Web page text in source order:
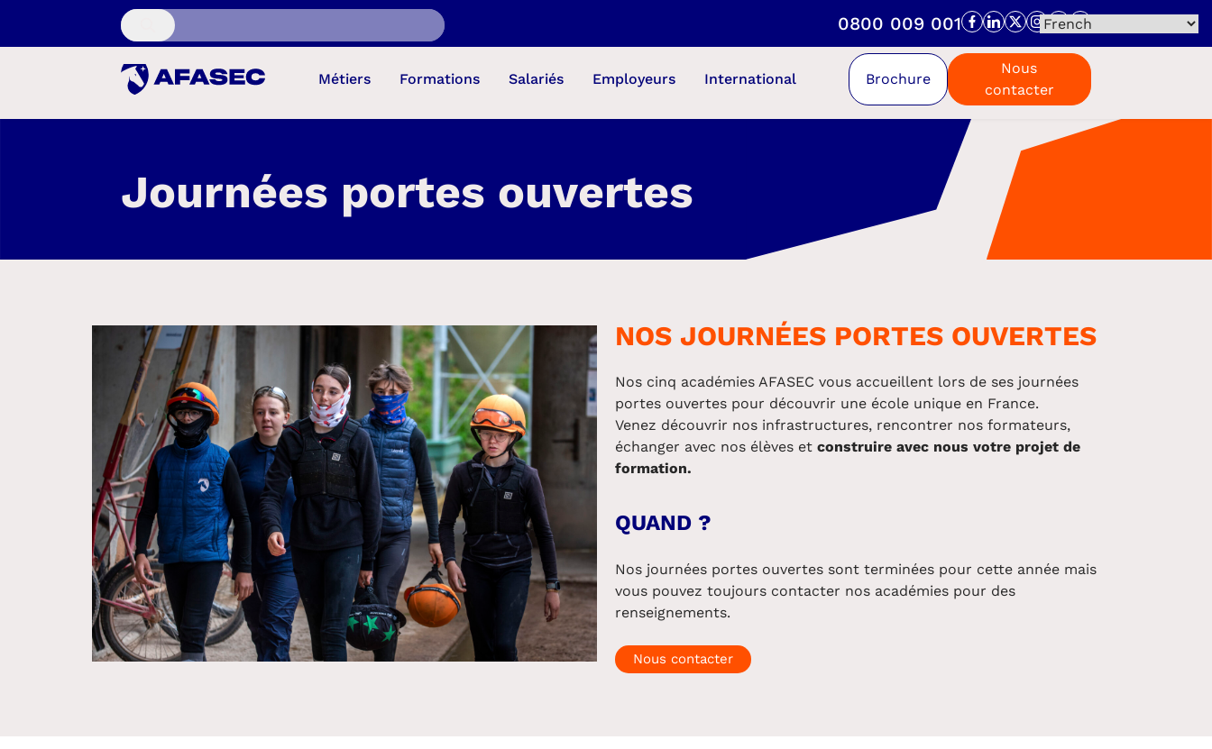
Recherche... 0800 009 001
Métiers Formations Salariés Employeurs International Brochure
Nous
contacter
Journées portes ouvertes
NOS JOURNÉES PORTES OUVERTES
Nos cinq académies AFASEC vous accueillent lors de ses journées
portes ouvertes pour découvrir une école unique en France.
Venez découvrir nos infrastructures, rencontrer nos formateurs,
échanger avec nos élèves et construire avec nous votre projet de
formation.
QUAND ?
Nos journées portes ouvertes sont terminées pour cette année mais
vous pouvez toujours contacter nos académies pour des
renseignements.
Nous contacter